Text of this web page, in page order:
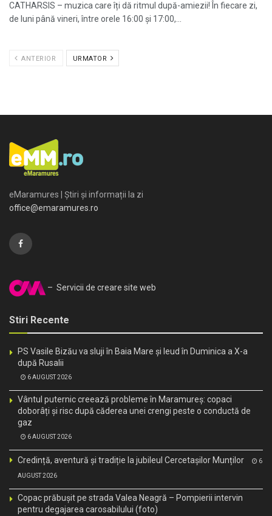
CATHARSIS – muzica care îți dă ritmul după-amiezii! În fiecare zi,
de luni până vineri, între orele 16:00 și 17:00,...
ANTERIOR URMATOR
eMaramures | Știri și informații la zi
office@emaramures.ro
– Servicii de creare site web
Stiri Recente
PS Vasile Bizău va sluji în Baia Mare și Ieud în Duminica a X-a
după Rusalii
6 AUGUST 2026
Vântul puternic creează probleme în Maramureș: copaci
doborâți și risc după căderea unei crengi peste o conductă de
gaz
6 AUGUST 2026
Credință, aventură și tradiție la jubileul Cercetașilor Munților 6
AUGUST 2026
Copac prăbușit pe strada Valea Neagră – Pompierii intervin
pentru degajarea carosabilului (foto)